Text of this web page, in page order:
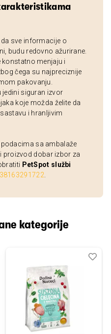
sve informacije o
budu redovno ažurirane.
menjaju i
čega su najpreciznije
pakovanju.
jedini siguran izvor
koje možda želite da
i hranljivim
sa ambalaže
proizvod dobar izbor za
PetSpot službi
kategorije